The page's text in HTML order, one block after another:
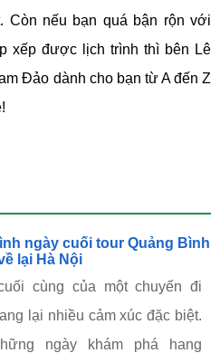
Còn nếu bạn quá bận rộn với
xếp được lịch trình thì bên Lê
Đảo dành cho bạn từ A đến Z
ngày cuối tour Quảng Bình
lại Hà Nội
cùng của một chuyến đi
lại nhiều cảm xúc đặc biệt.
ngày khám phá hang